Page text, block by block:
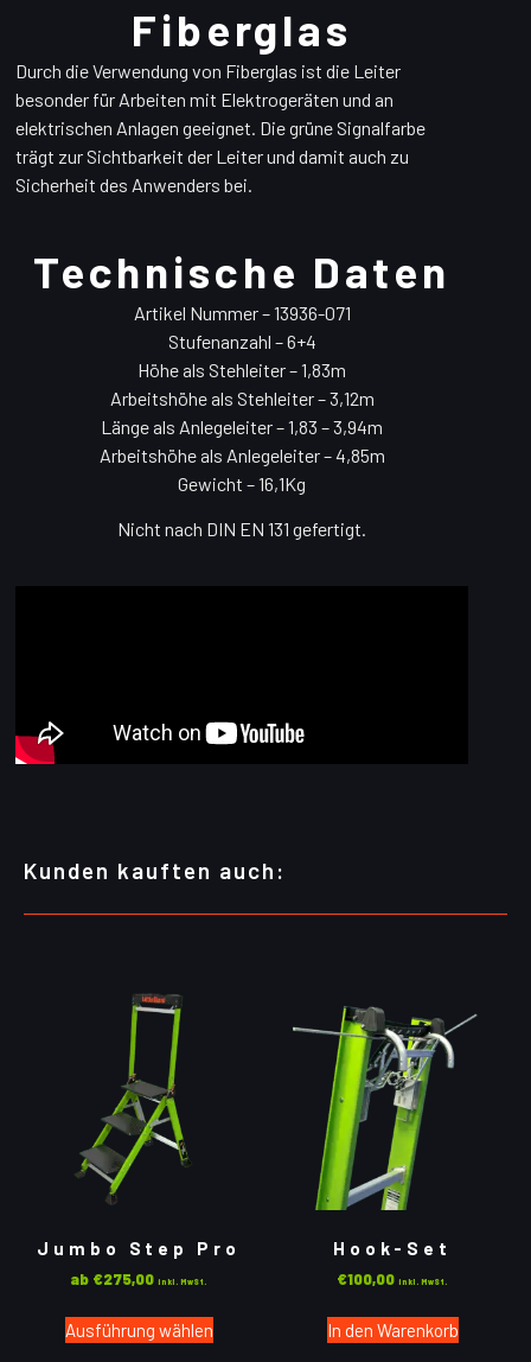
Fiberglas
Durch die Verwendung von Fiberglas ist die Leiter
besonder für Arbeiten mit Elektrogeräten und an
elektrischen Anlagen geeignet. Die grüne Signalfarbe
trägt zur Sichtbarkeit der Leiter und damit auch zu
Sicherheit des Anwenders bei.
Technische Daten
Artikel Nummer – 13936-071
Stufenanzahl – 6+4
Höhe als Stehleiter – 1,83m
Arbeitshöhe als Stehleiter – 3,12m
Länge als Anlegeleiter – 1,83 – 3,94m
Arbeitshöhe als Anlegeleiter – 4,85m
Gewicht – 16,1Kg
Nicht nach DIN EN 131 gefertigt.
Kunden kauften auch:
Jumbo Step Pro
ab €275,00 inkl. MwSt.
Ausführung wählen
Hook-Set
€100,00 inkl. MwSt.
In den Warenkorb